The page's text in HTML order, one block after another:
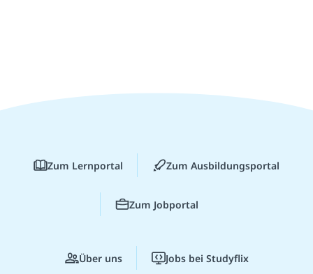
Zum Lernportal Zum Ausbildungsportal
Zum Jobportal
Über uns Jobs bei Studyflix